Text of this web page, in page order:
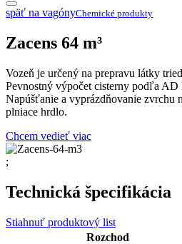
späť na vagónyChemické produkty
Zacens 64 m³
Vozeň je určený na prepravu látky
Pevnostný výpočet cisterny podľa
Napúšťanie a vyprázdňovanie zvrchu
plniace hrdlo.
Chcem vedieť viac
;
Technická špecifikácia
Stiahnuť produktový list
Rozchod